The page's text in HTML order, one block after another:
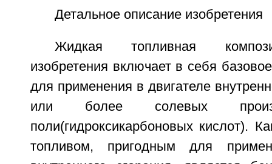
Детальное описание изобретения
Жидкая топливная
изобретения включает в себя
для применения в двигателе
или более солевых
поли(гидроксикарбоновых кислот).
топливом, пригодным для